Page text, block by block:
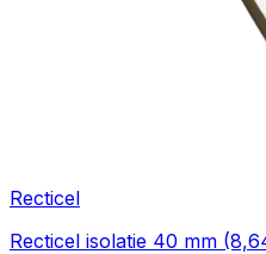
Recticel
Recticel isolatie 40 mm